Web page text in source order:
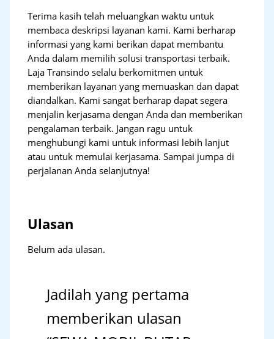
Terima kasih telah meluangkan waktu untuk
membaca deskripsi layanan kami. Kami berharap
informasi yang kami berikan dapat membantu
Anda dalam memilih solusi transportasi terbaik.
Laja Transindo selalu berkomitmen untuk
memberikan layanan yang memuaskan dan dapat
diandalkan. Kami sangat berharap dapat segera
menjalin kerjasama dengan Anda dan memberikan
pengalaman terbaik. Jangan ragu untuk
menghubungi kami untuk informasi lebih lanjut
atau untuk memulai kerjasama. Sampai jumpa di
perjalanan Anda selanjutnya!
Ulasan
Belum ada ulasan.
Jadilah yang pertama
memberikan ulasan